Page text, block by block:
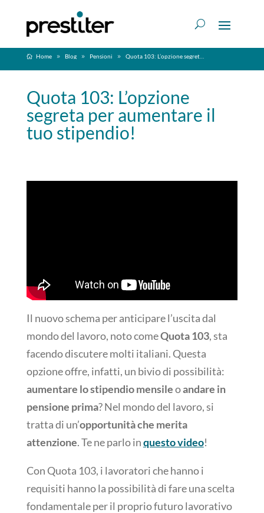
Home Blog Pensioni Quota 103: L’opzione segreta per aumentare il tuo stipendio!
Quota 103: L’opzione
segreta per aumentare il
tuo stipendio!
Il nuovo schema per anticipare l’uscita dal
mondo del lavoro, noto comeQuota 103, sta
facendo discutere molti italiani. Questa
opzione offre, infatti, un bivio di possibilità:
aumentare lo stipendio mensileoandare in
pensione prima? Nel mondo del lavoro, si
tratta di un’opportunità che merita
attenzione. Te ne parlo inquesto video!
Con Quota 103, i lavoratori che hanno i
requisiti hanno la possibilità di fare una scelta
fondamentale per il proprio futuro lavorativo